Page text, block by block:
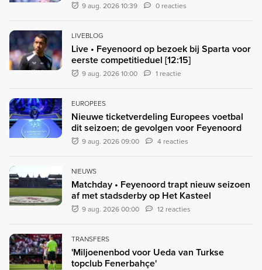
9 aug. 2026 10:39 0 reacties
LIVEBLOG
Live • Feyenoord op bezoek bij Sparta voor
eerste competitieduel [12:15]
9 aug. 2026 10:00 1 reactie
EUROPEES
Nieuwe ticketverdeling Europees voetbal
dit seizoen; de gevolgen voor Feyenoord
9 aug. 2026 09:00 4 reacties
NIEUWS
Matchday • Feyenoord trapt nieuw seizoen
af met stadsderby op Het Kasteel
9 aug. 2026 00:00 12 reacties
TRANSFERS
'Miljoenenbod voor Ueda van Turkse
topclub Fenerbahçe'